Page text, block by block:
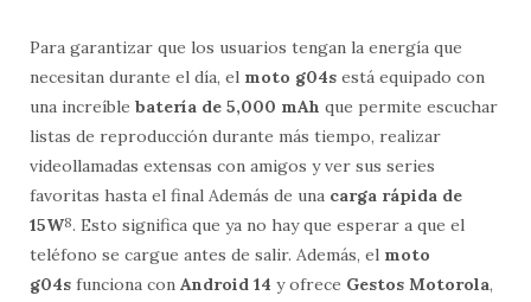
Para garantizar que los usuarios tengan la energía que
necesitan durante el día, el moto g04s está equipado con
una increíble batería de 5,000 mAh que permite escuchar
listas de reproducción durante más tiempo, realizar
videollamadas extensas con amigos y ver sus series
favoritas hasta el final Además de una carga rápida de
15W8. Esto significa que ya no hay que esperar a que el
teléfono se cargue antes de salir. Además, el moto
g04s funciona con Android 14 y ofrece Gestos Motorola,